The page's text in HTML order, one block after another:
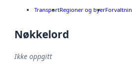
TransportRegioner og byer
Nøkkelord
Ikke oppgitt